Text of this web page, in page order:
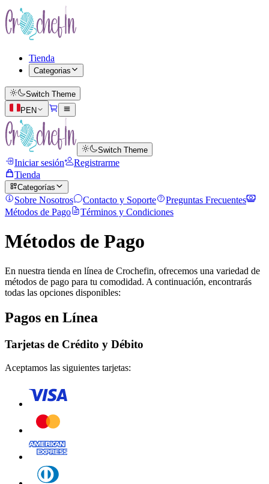
Tienda
Categorias
Switch Theme
PEN
Switch Theme
Iniciar sesión
Registrarme
Tienda
Categorías
Sobre Nosotros Contacto y Soporte
Preguntas Frecuentes
Métodos de Pago
Términos y Condiciones
Métodos de Pago
En nuestra tienda en línea de Crochefin, ofrecemos una variedad de
métodos de pago para tu comodidad. A continuación, encontrarás
todas las opciones disponibles:
Pagos en Línea
Tarjetas de Crédito y Débito
Aceptamos las siguientes tarjetas: